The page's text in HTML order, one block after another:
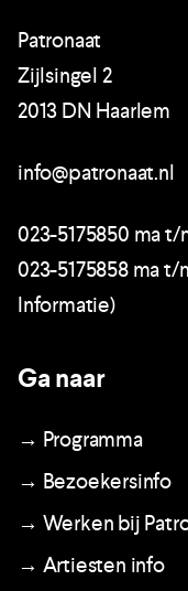
Patronaat
Zijlsingel 2
2013 DN Haarlem
info@patronaat.nl
023-5175850 ma t/
023-5175858 ma t/
Informatie)
Ga naar
→ Programma
→ Bezoekersinfo
→ Werken bij
→ Artiesten info